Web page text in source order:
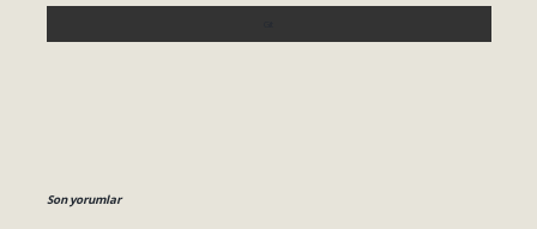
Son yorumlar